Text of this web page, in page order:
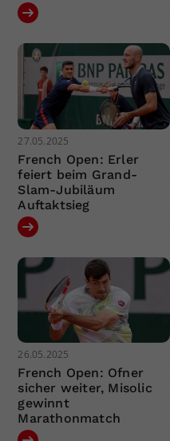
27.05.2025
French Open: Erler
feiert beim Grand-
Slam-Jubiläum
Auftaktsieg
26.05.2025
French Open: Ofner
sicher weiter, Misolic
gewinnt
Marathonmatch